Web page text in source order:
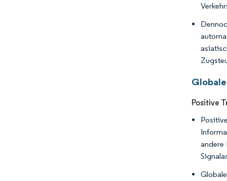
Positive
andere